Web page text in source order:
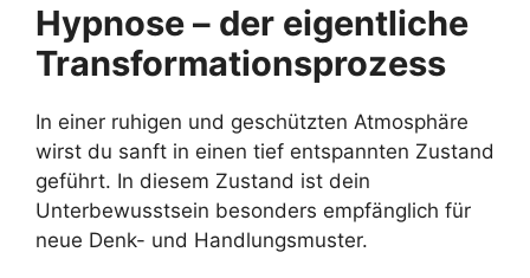
Hypnose – der eigentliche
Transformationsprozess
In einer ruhigen und geschützten Atmosphäre
wirst du sanft in einen tief entspannten Zustand
geführt. In diesem Zustand ist dein
Unterbewusstsein besonders empfänglich für
neue Denk- und Handlungsmuster.